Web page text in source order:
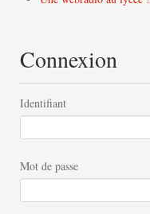
Connexion
Identifiant
Mot de passe